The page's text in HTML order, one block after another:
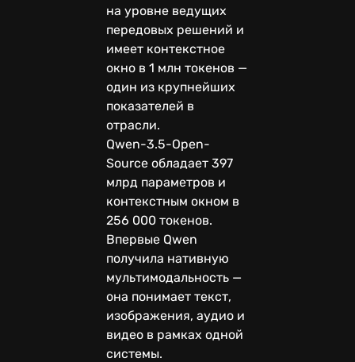
на уровне ведущих
передовых решений и
имеет контекстное
окно в 1 млн токенов —
один из крупнейших
показателей в
отрасли.
Qwen-3.5-Open-
Source обладает 397
млрд параметров и
контекстным окном в
256 000 токенов.
Впервые Qwen
получила нативную
мультимодальность —
она понимает текст,
изображения, аудио и
видео в рамках одной
системы.